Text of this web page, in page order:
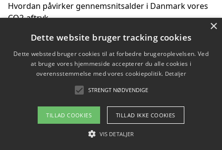
Hvordan påvirker gennemsnitsalder i Danmark vores
CO2-aftryk
Hvordan nyheder om CO2-udledning påvirker vores
hverdag
Om / kontakt
Blog Betingelser
×
Dette website bruger tracking cookies
Dette websted bruger cookies til at forbedre brugeroplevelsen. Ved
at bruge vores hjemmeside accepterer du alle cookies i
overensstemmelse med vores cookiepolitik. Detaljer
STRENGT NØDVENDIGE
TILLAD COOKIES TILLAD IKKE COOKIES
VIS DETALJER